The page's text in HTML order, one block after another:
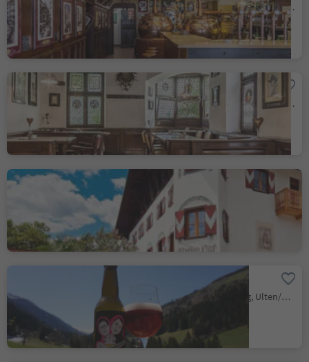
Bolzano Centro/Bozen Zentrum, Bolzano/Bozen, Bolzano/Bozen and environs
Batzenhäusl - Ca' de Bezzi
Bolzano Centro/Bozen Zentrum, Bolzano/Bozen, Bolzano/Bozen and environs
Restaurant Ruster
Die Biermacherinnen
Santa Valburga/St. Walburg, Ulten/Ultimo, Meran/Merano and environs